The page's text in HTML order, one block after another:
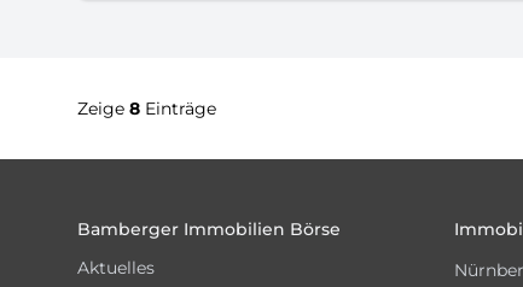
Zeige 8 Einträge
Bamberger Immobilien Börse
Aktuelles